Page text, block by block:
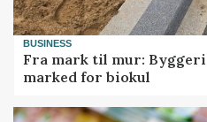
BUSINESS
Fra mark til mur:
marked for biokul